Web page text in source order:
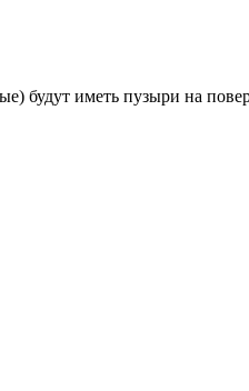
будут иметь пузыри на